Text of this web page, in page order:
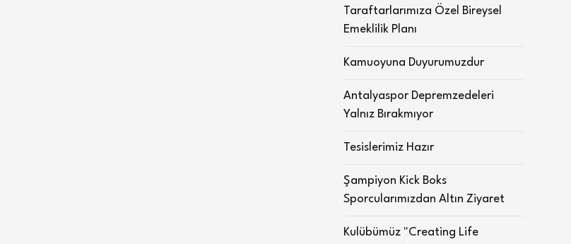
Taraftarlarımıza Özel Bireysel
Emeklilik Planı
Kamuoyuna Duyurumuzdur
Antalyaspor Depremzedeleri
Yalnız Bırakmıyor
Tesislerimiz Hazır
Şampiyon Kick Boks
Sporcularımızdan Altın Ziyaret
Kulübümüz "Creating Life